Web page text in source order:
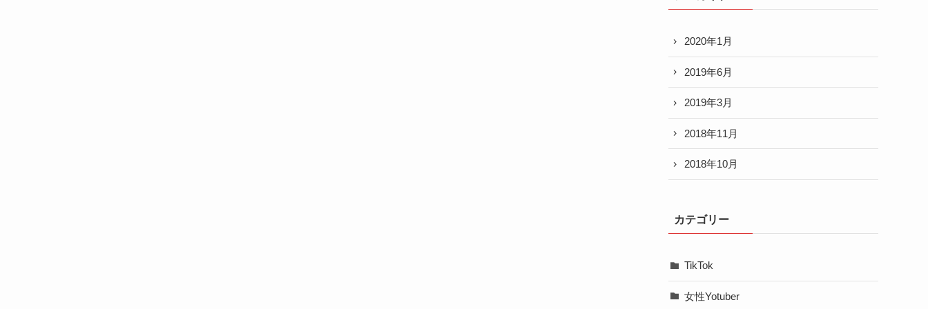
2020年1月
2019年6月
2019年3月
2018年11月
2018年10月
カテゴリー
TikTok
女性Yotuber